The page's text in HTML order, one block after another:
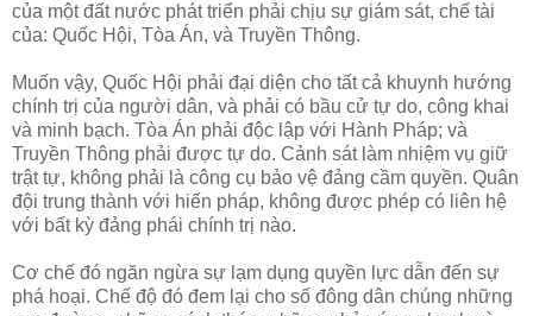
của một đất nước phát triển phải chịu sự giám sát, chế tài
của: Quốc Hội, Tòa Án, và Truyền Thông.
Muốn vậy, Quốc Hội phải đại diện cho tất cả khuynh hướng
chính trị của người dân, và phải có bầu cử tự do, công khai
và minh bạch. Tòa Án phải độc lập với Hành Pháp; và
Truyền Thông phải được tự do. Cảnh sát làm nhiệm vụ giữ
trật tự, không phải là công cụ bảo vệ đảng cầm quyền. Quân
đội trung thành với hiến pháp, không được phép có liên hệ
với bất kỳ đảng phái chính trị nào.
Cơ chế đó ngăn ngừa sự lạm dụng quyền lực dẫn đến sự
phá hoại. Chế độ đó đem lại cho số đông dân chúng những